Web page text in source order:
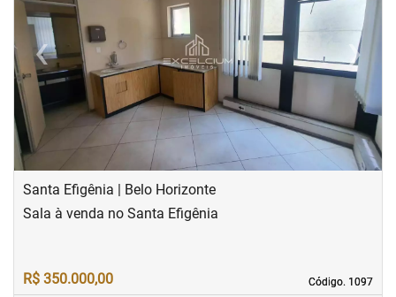
‹Previous ›Next
Santa Efigênia | Belo Horizonte
Código. 1097
Código. 1097
Sala à venda no Santa Efigênia
R$ 350.000,00